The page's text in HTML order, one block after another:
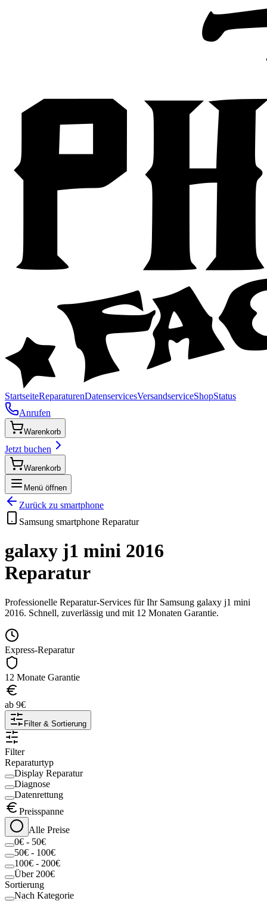
StartseiteReparaturenDatenservicesVersandserviceShopStatus
Anrufen
Warenkorb
Jetzt buchen
Warenkorb
Menü öffnen
Zurück zu smartphone
Samsung smartphone Reparatur
galaxy j1 mini 2016
Reparatur
Professionelle Reparatur-Services für Ihr Samsung galaxy j1 mini
2016. Schnell, zuverlässig und mit 12 Monaten Garantie.
Express-Reparatur
12 Monate Garantie
ab 9€
Filter & Sortierung
Filter
Reparaturtyp
Display Reparatur
Diagnose
Datenrettung
Preisspanne
Alle Preise
0€ - 50€
50€ - 100€
100€ - 200€
Über 200€
Sortierung
Nach Kategorie